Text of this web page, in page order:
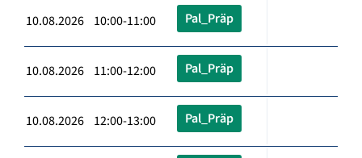
10.08.2026 10:00-11:00 Pal_Präp
10.08.2026 11:00-12:00 Pal_Präp
10.08.2026 12:00-13:00 Pal_Präp